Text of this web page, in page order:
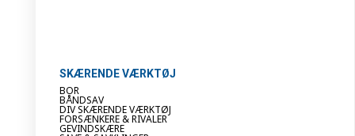
SKÆRENDE VÆRKTØJ
BOR
BÅNDSAV
DIV SKÆRENDE VÆRKTØJ
FORSÆNKERE & RIVALER
GEVINDSKÆRE